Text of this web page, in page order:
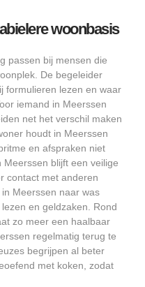
woonbasis
passen bij mensen die
De begeleider
formulieren lezen en waar
iemand in Meerssen
net het verschil maken
houdt in Meerssen
en afspraken niet
Meerssen blijft een veilige
contact met anderen
Meerssen naar was
en geldzaken. Rond
zo meer een haalbaar
regelmatig terug te
begrijpen al beter
met koken, zodat